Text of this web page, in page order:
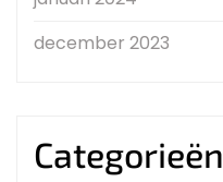
december 2023
Categorieën